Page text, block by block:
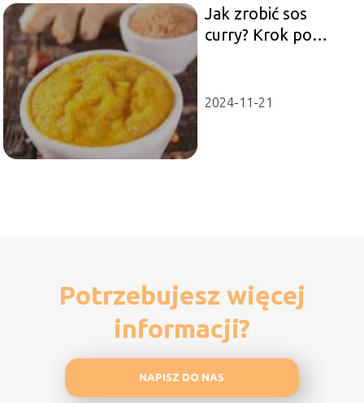
Jak zrobić sos
curry? Krok po
2024-11-21
Potrzebujesz więcej
informacji?
NAPISZ DO NAS